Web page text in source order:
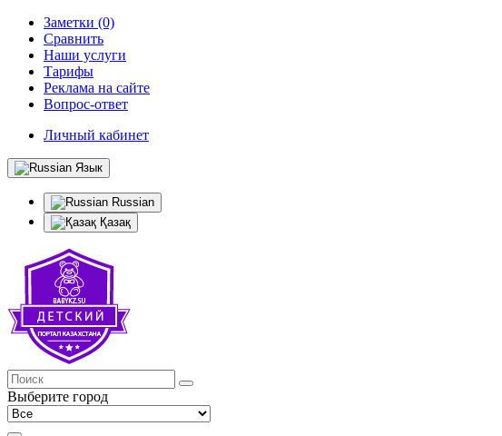
Заметки (0)
Сравнить
Наши услуги
Тарифы
Реклама на сайте
Вопрос-ответ
Личный кабинет
Язык
Russian
Қазақ
Выберите город